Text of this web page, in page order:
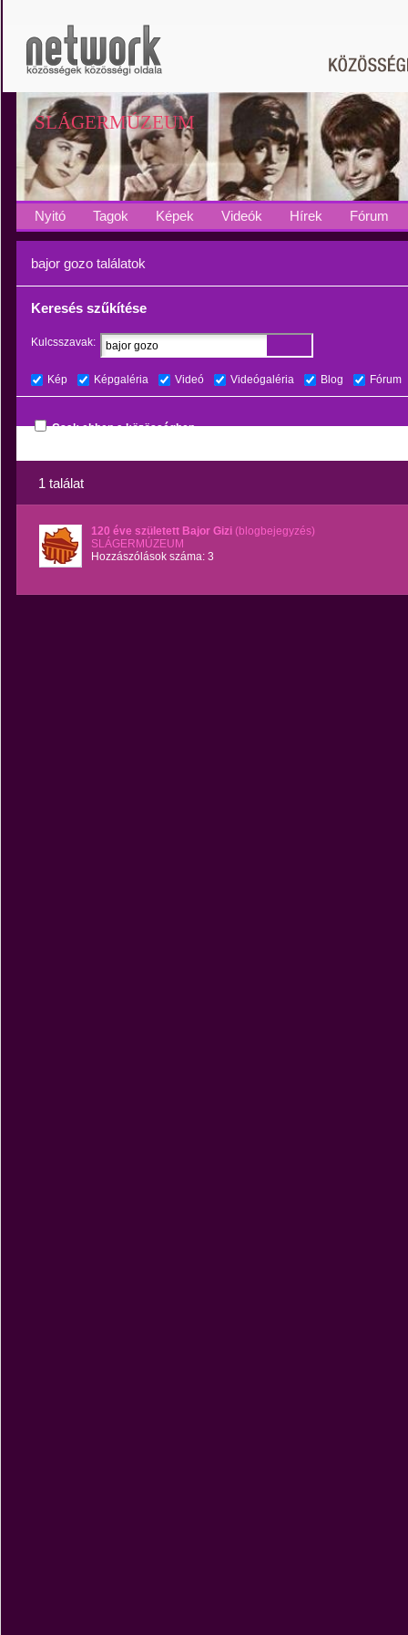
SLÁGERMÚZEUM
Nyitó Tagok Képek Videók Hírek Fórum
bajor gozo találatok
Keresés szűkítése
Kulcsszavak:
Kép Képgaléria Videó Videógaléria Blog Fórum
Csak ebben a közösségben
1 találat
120 éve született Bajor Gizi (blogbejegyzés)
SLÁGERMÚZEUM
Hozzászólások száma: 3